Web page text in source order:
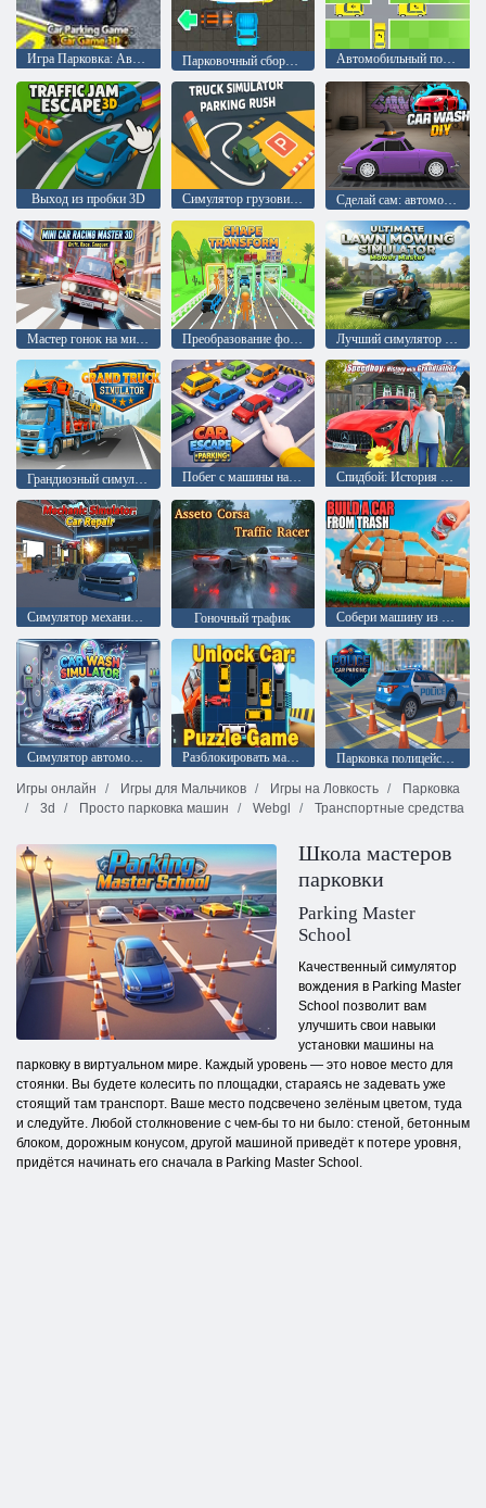
Игра Парковка: Автомобильная игра 3D Парковочный сборник Автомобильный побег
Выход из пробки 3D Симулятор грузовика Парковка Сделай сам: автомойка
Мастер гонок на мини-машинках 3D Преобразование формы Лучший симулятор газонокосилки: Мастер газонокосилки
Побег с машины на парковке Спидбой: История с дедушкой
Симулятор механика: Ремонт автомобилей Гоночный трафик Собери машину из мусора
Симулятор автомойки Разблокировать машину: Головоломка
Парковка полицейской машины
Игры онлайн
Игры для Мальчиков Игры на Ловкость
Парковка
3d
Просто парковка машин Webgl Транспортные средства
Школа мастеров
парковки
Parking Master
School
Качественный симулятор
вождения в Parking Master
School позволит вам
улучшить свои навыки
установки машины на
парковку в виртуальном мире. Каждый уровень — это новое место для
стоянки. Вы будете колесить по площадки, стараясь не задевать уже
стоящий там транспорт. Ваше место подсвечено зелёным цветом, туда
и следуйте. Любой столкновение с чем-бы то ни было: стеной, бетонным
блоком, дорожным конусом, другой машиной приведёт к потере уровня,
придётся начинать его сначала в Parking Master School.